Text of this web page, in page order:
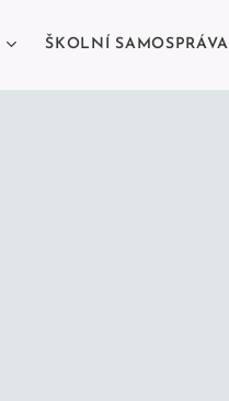
ŠKOLNÍ SAMOSPRÁVA